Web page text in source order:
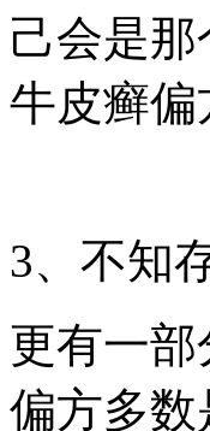
己会是
牛皮癣
3、不知
更有一
偏方多